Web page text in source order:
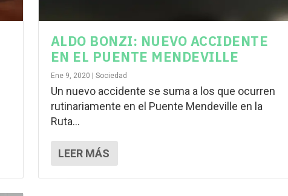
ALDO BONZI: NUEVO ACCIDENTE
EN EL PUENTE MENDEVILLE
Ene 9, 2020 Sociedad
Un nuevo accidente se suma a los que ocurren
rutinariamente en el Puente Mendeville en la
Ruta...
LEER MÁS